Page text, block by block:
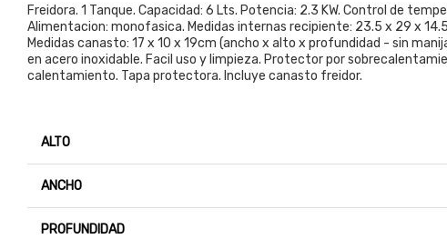
Freidora. 1 Tanque. Capacidad: 6 Lts. Potencia: 2.3 KW. Control de
Alimentacion: monofasica. Medidas internas recipiente: 23.5 x 29 x
Medidas canasto: 17 x 10 x 19cm (ancho x alto x profundidad - sin
en acero inoxidable. Facil uso y limpieza. Protector por
calentamiento. Tapa protectora. Incluye canasto freidor.
ALTO
ANCHO
PROFUNDIDAD